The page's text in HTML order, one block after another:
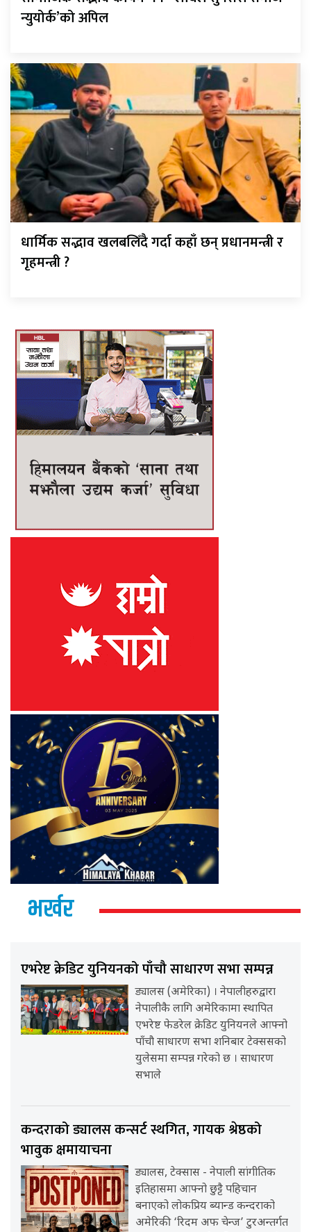
न्युयोर्क’को अपिल
धार्मिक सद्भाव खलबलिँदै गर्दा कहाँ छन् प्रधानमन्त्री र
गृहमन्त्री ?
भर्खर
एभरेष्ट क्रेडिट युनियनको पाँचौ साधारण सभा सम्पन्न
ड्यालस (अमेरिका) । नेपालीहरुद्वारा
नेपालीकै लागि अमेरिकामा स्थापित
एभरेष्ट फेडरेल क्रेडिट युनियनले आफ्नो
पाँचौ साधारण सभा शनिबार टेक्ससको
युलेसमा सम्पन्न गरेको छ । साधारण
सभाले
कन्दराको ड्यालस कन्सर्ट स्थगित, गायक श्रेष्ठको
भावुक क्षमायाचना
ड्यालस, टेक्सास - नेपाली सांगीतिक
इतिहासमा आफ्नो छुट्टै पहिचान
बनाएको लोकप्रिय ब्यान्ड कन्दराको
अमेरिकी ‘रिदम अफ चेन्ज’ टुरअन्तर्गत